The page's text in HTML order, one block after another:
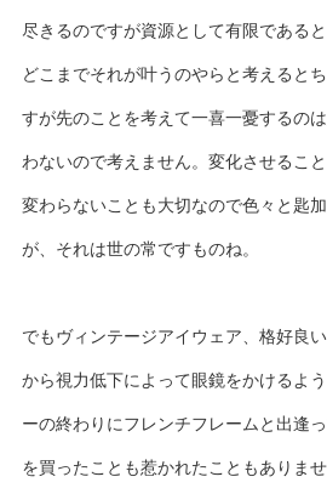
尽きるのですが資源として有限である
どこまでそれが叶うのやらと考えると
すが先のことを考えて一喜一憂するの
わないので考えません。変化させるこ
変わらないことも大切なので色々と匙
が、それは世の常ですものね。
でもヴィンテージアイウェア、格好良
から視力低下によって眼鏡をかけるよ
ーの終わりにフレンチフレームと出逢
を買ったことも惹かれたこともありま